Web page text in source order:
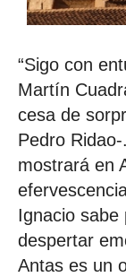
“Sigo con
Martín
cesa de
Pedro
mostrará en
Ignacio sabe
despertar
Antas es un